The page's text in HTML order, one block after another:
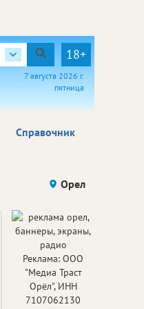
18+
7 августа 2026 г.
пятница
Справочник
Происшествия Здоровье
Орел
Реклама: ООО
"Медиа Траст
Орёл", ИНН
7107062130